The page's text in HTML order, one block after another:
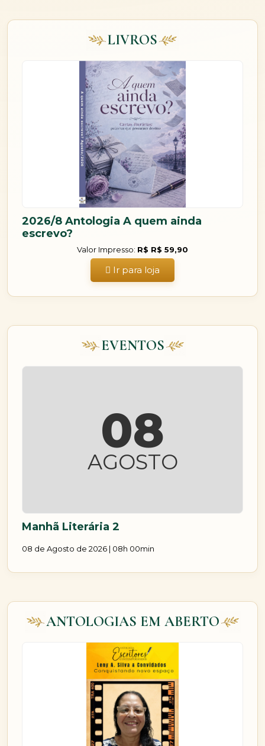
LIVROS
2026/8 Antologia A quem ainda
escrevo?
Valor Impresso: R$ R$ 59,90
Ir para loja
EVENTOS
08
AGOSTO
Manhã Literária 2
08 de Agosto de 2026 | 08h 00min
ANTOLOGIAS EM ABERTO